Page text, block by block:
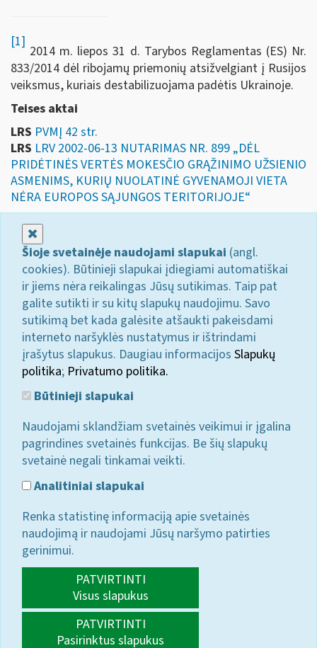
[1]
2014 m. liepos 31 d. Tarybos Reglamentas (ES) Nr.
833/2014 dėl ribojamų priemonių atsižvelgiant į Rusijos
veiksmus, kuriais destabilizuojama padėtis Ukrainoje.
Teises aktai
LRS PVMĮ 42 str.
LRS LRV 2002-06-13 NUTARIMAS NR. 899 „DĖL
PRIDĖTINĖS VERTĖS MOKESČIO GRĄŽINIMO UŽSIENIO
ASMENIMS, KURIŲ NUOLATINĖ GYVENAMOJI VIETA
NĖRA EUROPOS SĄJUNGOS TERITORIJOJE“
Šioje svetainėje naudojami slapukai (angl.
cookies). Būtinieji slapukai įdiegiami automatiškai
ir jiems nėra reikalingas Jūsų sutikimas. Taip pat
galite sutikti ir su kitų slapukų naudojimu. Savo
sutikimą bet kada galėsite atšaukti pakeisdami
interneto naršyklės nustatymus ir ištrindami
įrašytus slapukus. Daugiau informacijos Slapukų
politika; Privatumo politika.
Būtinieji slapukai
Naudojami sklandžiam svetainės veikimui ir įgalina
pagrindines svetainės funkcijas. Be šių slapukų
svetainė negali tinkamai veikti.
Analitiniai slapukai
Renka statistinę informaciją apie svetainės
naudojimą ir naudojami Jūsų naršymo patirties
gerinimui.
PATVIRTINTI
Visus slapukus
PATVIRTINTI
Pasirinktus slapukus